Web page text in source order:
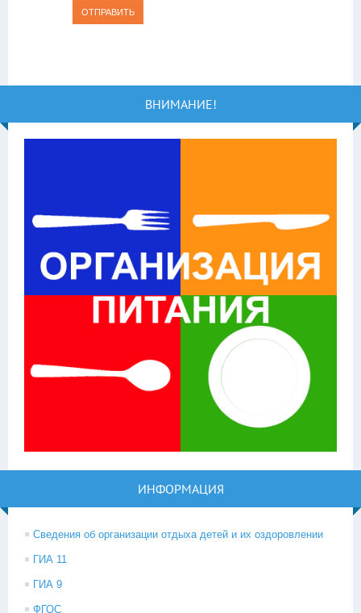
ОТПРАВИТЬ
ВНИМАНИЕ!
ИНФОРМАЦИЯ
Сведения об организации отдыха детей и их оздоровлении
ГИА 11
ГИА 9
ФГОС